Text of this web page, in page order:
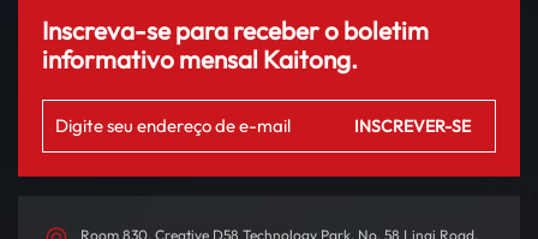
Inscreva-se para receber o boletim
informativo mensal Kaitong.
Room 830, Creative D58 Technology Park, No. 58 Linqi Road,